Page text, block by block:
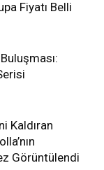
Fiyatı Belli
Kaldıran
Görüntülendi